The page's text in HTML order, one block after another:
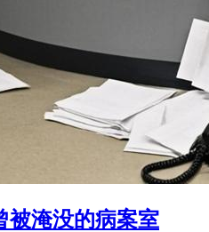
被淹没的病案室